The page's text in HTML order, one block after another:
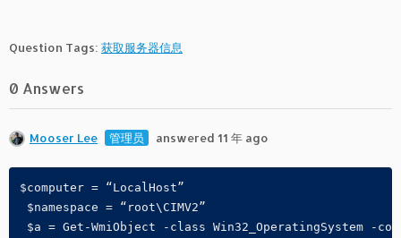
Question Tags: 获取服务器信息
0 Answers
Mooser Lee 管理员 answered 11 年 ago
$computer = “LocalHost”
$namespace = “root\CIMV2”
$a = Get-WmiObject -class Win32_OperatingSystem -